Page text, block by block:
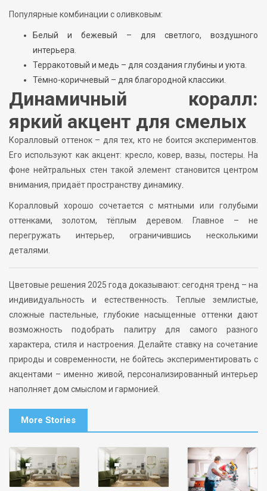
Популярные комбинации с оливковым:
Белый и бежевый – для светлого, воздушного
интерьера.
Терракотовый и медь – для создания глубины и уюта.
Тёмно-коричневый – для благородной классики.
Динамичный коралл:
яркий акцент для смелых
Коралловый оттенок – для тех, кто не боится экспериментов.
Его используют как акцент: кресло, ковер, вазы, постеры. На
фоне нейтральных стен такой элемент становится центром
внимания, придаёт пространству динамику.
Коралловый хорошо сочетается с мятными или голубыми
оттенками, золотом, тёплым деревом. Главное – не
перегружать интерьер, ограничившись несколькими
деталями.
Цветовые решения 2025 года доказывают: сегодня тренд – на
индивидуальность и естественность. Теплые землистые,
сложные пастельные, глубокие насыщенные оттенки дают
возможность подобрать палитру для самого разного
характера, стиля и настроения. Делайте ставку на сочетание
природы и современности, не бойтесь экспериментировать с
акцентами – именно живой, персонализированный интерьер
наполняет дом смыслом и гармонией.
More Stories